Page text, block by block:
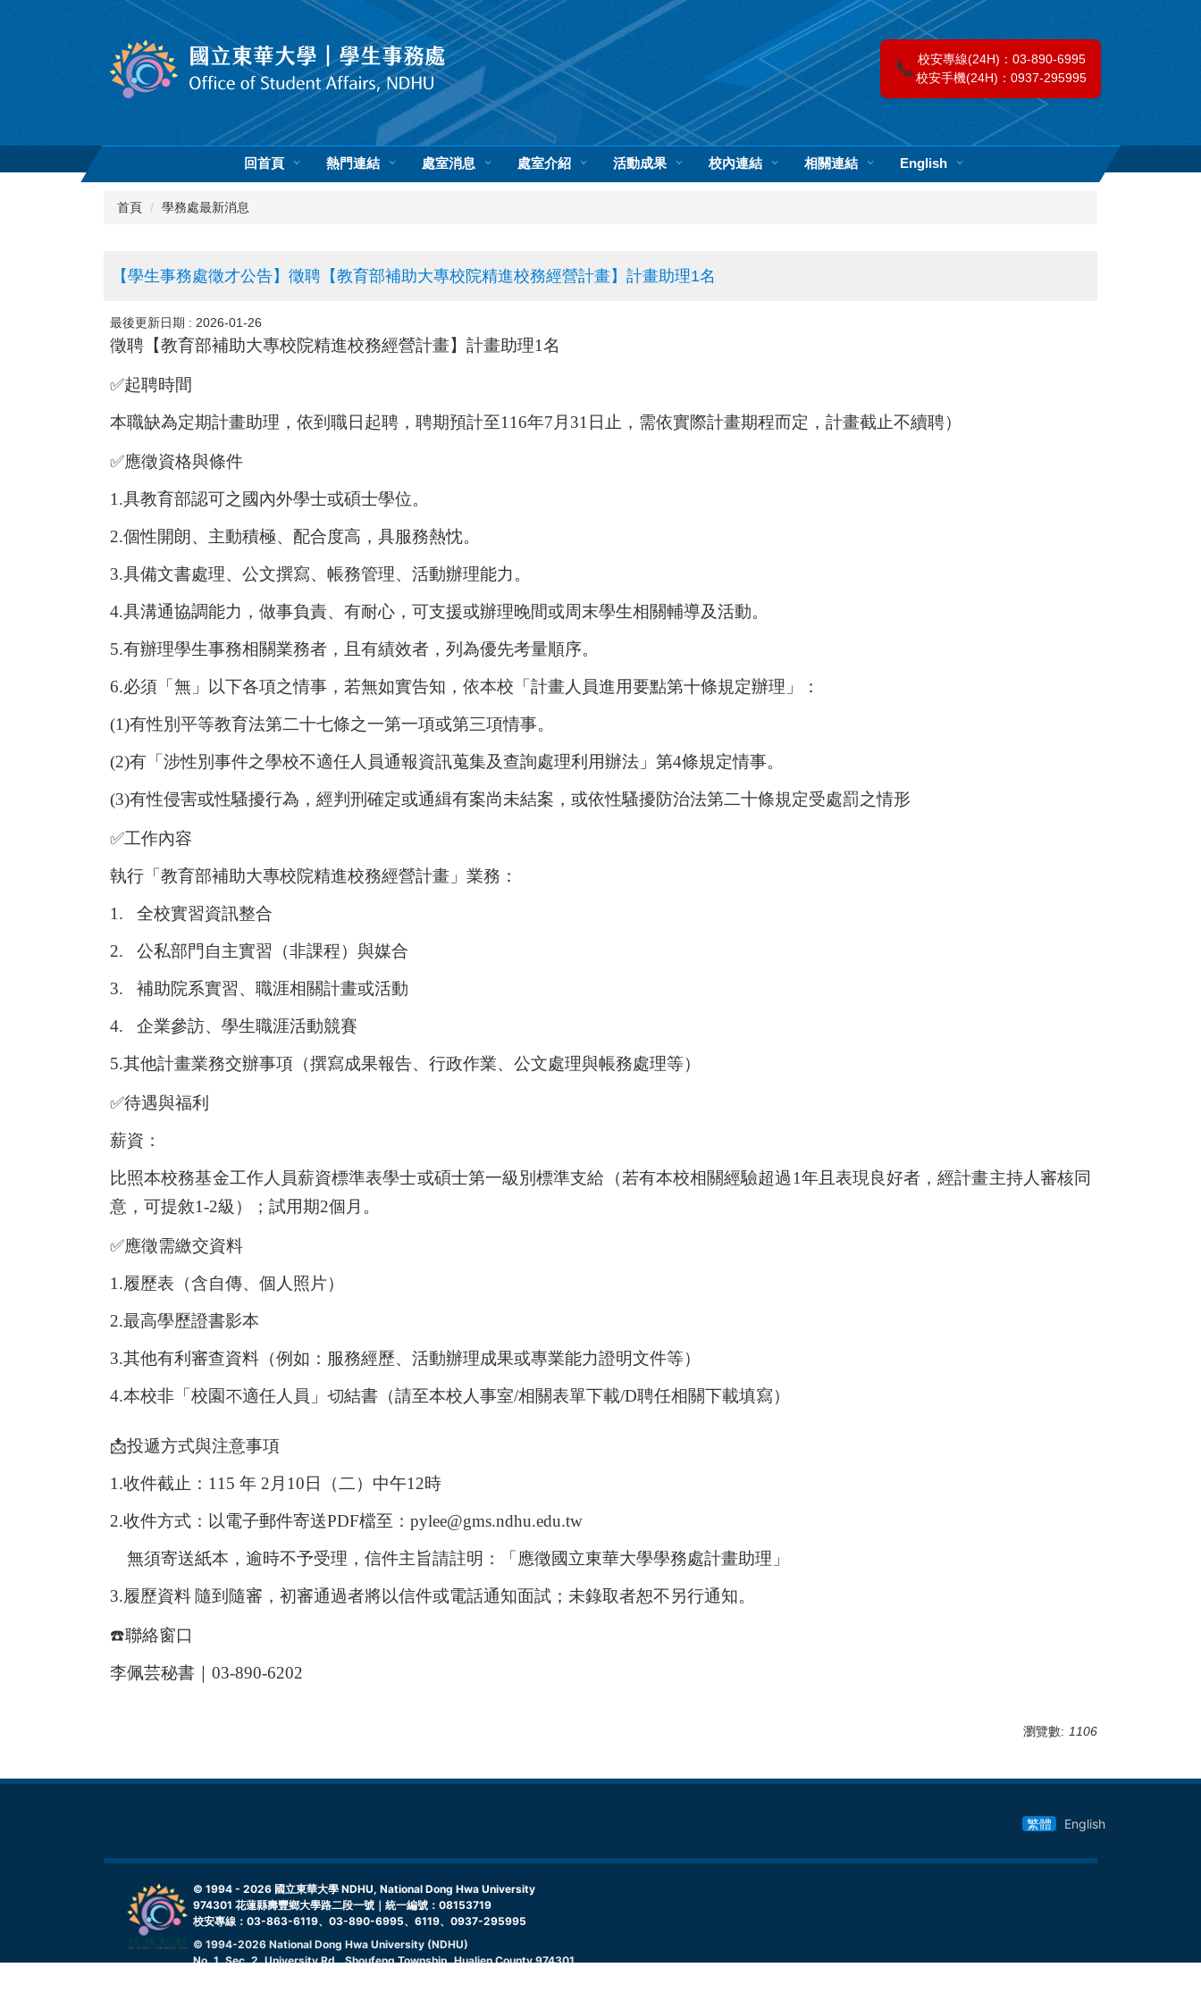
📞 校安專線(24H)：03-890-6995
校安手機(24H)：0937-295995
回首頁 熱門連結 處室消息 處室介紹 活動成果 校內連結 相關連結 English
首頁 學務處最新消息
【學生事務處徵才公告】徵聘【教育部補助大專校院精進校務經營計畫】計畫助理1名
最後更新日期 : 2026-01-26
徵聘【教育部補助大專校院精進校務經營計畫】計畫助理1名
✅起聘時間
本職缺為定期計畫助理，依到職日起聘，聘期預計至116年7月 31 日止，需依實際計畫期程而定，計畫截止不續聘）
✅應徵資格與條件
1.具教育部認可之國內外學士或碩士學位。
2.個性開朗、主動積極、配合度高，具服務熱忱。
3.具備文書處理、公文撰寫、帳務管理、活動辦理能力。
4.具溝通協調能力，做事負責、有耐心，可支援或辦理晚間或周末學生相關輔導及活動。
5.有辦理學生事務相關業務者，且有績效者，列為優先考量順序。
6.必須「無」以下各項之情事，若無如實告知，依本校「計畫人員進用要點第十條規定辦理」：
(1)有性別平等教育法第二十七條之一第一項或第三項情事。
(2)有「涉性別事件之學校不適任人員通報資訊蒐集及查詢處理利用辦法」第4條規定情事。
(3)有性侵害或性騷擾行為，經判刑確定或通緝有案尚未結案，或依性騷擾防治法第二十條規定受處罰之情形
✅工作內容
執行「教育部補助大專校院精進校務經營計畫」業務：
1. 全校實習資訊整合
2. 公私部門自主實習（非課程）與媒合
3. 補助院系實習、職涯相關計畫或活動
4. 企業參訪、學生職涯活動競賽
5.其他計畫業務交辦事項（撰寫成果報告、行政作業、公文處理與帳務處理等）
✅待遇與福利
薪資：
比照本校務基金工作人員薪資標準表學士或碩士第一級別標準支給（若有本校相關經驗超過1年且表現良好者，經計畫主持人審核同
意，可提敘1-2級）；試用期2個月。
✅應徵需繳交資料
1.履歷表（含自傳、個人照片）
2.最高學歷證書影本
3.其他有利審查資料（例如：服務經歷、活動辦理成果或專業能力證明文件等）
4.本校非「校園不適任人員」切結書（請至本校人事室/相關表單下載/D聘任相關下載填寫）
📩投遞方式與注意事項
1.收件截止： 115 年 2月 10 日（二）中午12時
2.收件方式：以電子郵件寄送PDF檔至： pylee@gms.ndhu.edu.tw
無須寄送紙本，逾時不予受理，信件主旨請註明：「應徵國立東華大學學務處計畫助理」
3.履歷資料 隨到隨審，初審通過者將以信件或電話通知面試；未錄取者恕不另行通知。
☎聯絡窗口
李佩芸秘書｜ 03-890-6202
瀏覽數: 1106
繁體 English
© 1994 - 2026 國立東華大學 NDHU, National Dong Hwa University
974301 花蓮縣壽豐鄉大學路二段一號｜統一編號：08153719
校安專線：03-863-6119、03-890-6995、6119、0937-295995
© 1994-2026 National Dong Hwa University (NDHU)
No. 1, Sec. 2, University Rd., Shoufeng Township, Hualien County 974301